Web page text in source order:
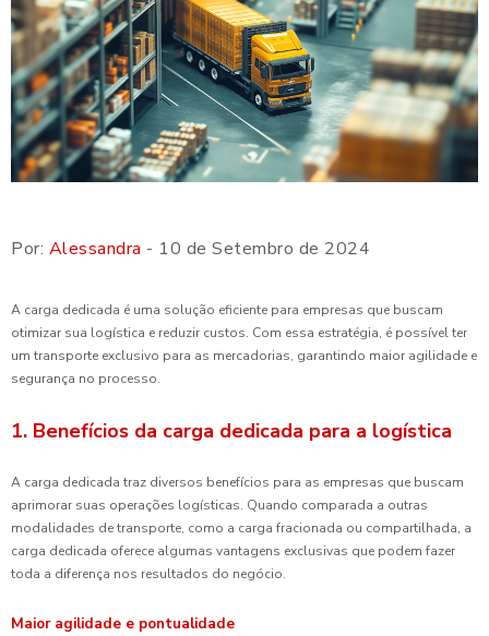
Por: Alessandra - 10 de Setembro de 2024
A carga dedicada é uma solução eficiente para empresas que buscam
otimizar sua logística e reduzir custos. Com essa estratégia, é possível ter
um transporte exclusivo para as mercadorias, garantindo maior agilidade e
segurança no processo.
1. Benefícios da carga dedicada para a logística
A carga dedicada traz diversos benefícios para as empresas que buscam
aprimorar suas operações logísticas. Quando comparada a outras
modalidades de transporte, como a carga fracionada ou compartilhada, a
carga dedicada oferece algumas vantagens exclusivas que podem fazer
toda a diferença nos resultados do negócio.
Maior agilidade e pontualidade